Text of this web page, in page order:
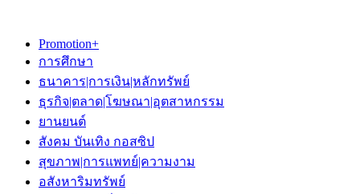
Promotion+
การศึกษา
ธนาคาร|การเงิน|หลักทรัพย์
ธุรกิจ|ตลาด|โฆษณา|อุตสาหกรรม
ยานยนต์
สังคม บันเทิง กอสซิป
สุขภาพ|การแพทย์|ความงาม
อสังหาริมทรัพย์